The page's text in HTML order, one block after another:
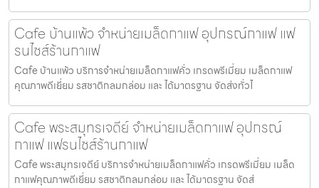
Cafe บ้านแพ้ว จำหน่ายเมล็ดกาแฟ อุปกรณ์กาแฟ แฟ
รนไชส์ร้านกาแฟ
Cafe บ้านแพ้ว บริการจำหน่ายเมล็ดกาแฟคั่ว เกรดพรีเมี่ยม เมล็ดกาแฟ
คุณภาพดีเยี่ยม รสชาติกลมกล่อม และ ได้มาตรฐาน จัดส่งทั่วไ
Cafe พระสมุทรเจดีย์ จำหน่ายเมล็ดกาแฟ อุปกรณ์
กาแฟ แฟรนไชส์ร้านกาแฟ
Cafe พระสมุทรเจดีย์ บริการจำหน่ายเมล็ดกาแฟคั่ว เกรดพรีเมี่ยม เมล็ด
กาแฟคุณภาพดีเยี่ยม รสชาติกลมกล่อม และ ได้มาตรฐาน จัดส่